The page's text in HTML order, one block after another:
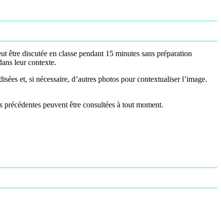
discutée en classe pendant 15 minutes sans préparation
leur contexte.
et, si nécessaire, d’autres photos pour contextualiser l’image.
peuvent être consultées à tout moment.